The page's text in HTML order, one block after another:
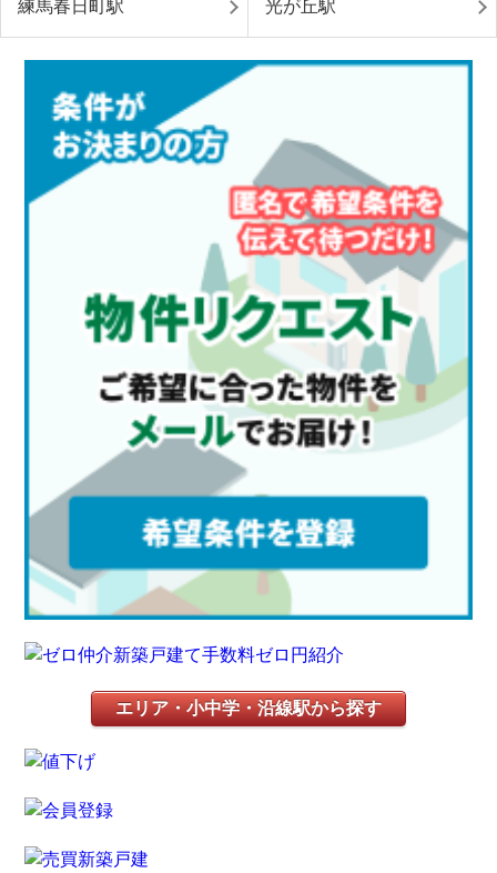
練馬春日町駅 光が丘駅
エリア・小中学・沿線駅から探す